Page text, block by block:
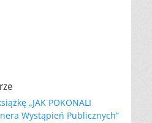
„JAK POKONALI
Wystąpień Publicznych”